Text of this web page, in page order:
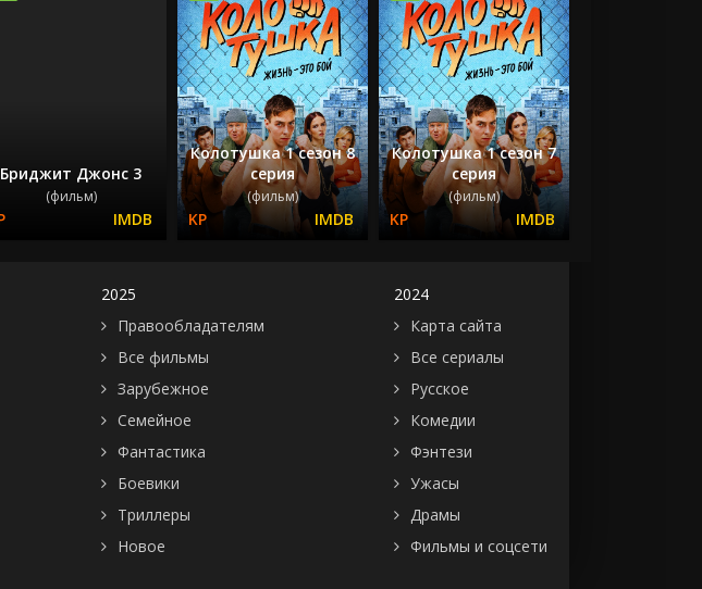
Бриджит Джонс 3
(фильм)
Колотушка 1 сезон 8
серия
(фильм)
Колотушка 1 сезон 7
серия
(фильм)
2025
Правообладателям
Все фильмы
Зарубежное
Семейное
Фантастика
Боевики
Триллеры
Новое
2024
Карта сайта
Все сериалы
Русское
Комедии
Фэнтези
Ужасы
Драмы
Фильмы и соцсети